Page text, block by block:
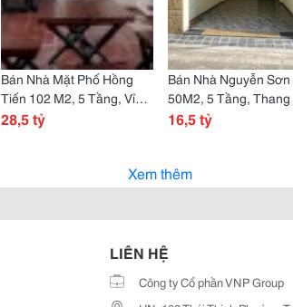
Bán Nhà Mặt Phố Hồng
Tiến 102 M2, 5 Tầng, Vỉa
Hè Kinh Doanh, Chính Chủ
28,5 tỷ
Bán Nhà Nguyễn Sơn
50M2, 5 Tầng, Thang
, Ngõ Thông Ô Tô Vào
16,5 tỷ
Xem thêm
LIÊN HỆ
Công ty Cổ phần VNP Group